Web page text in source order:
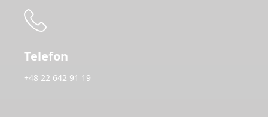
Telefon
+48 22 642 91 19